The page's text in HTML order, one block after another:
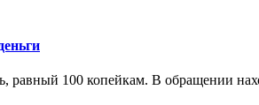
равный 100 копейкам. В обращении